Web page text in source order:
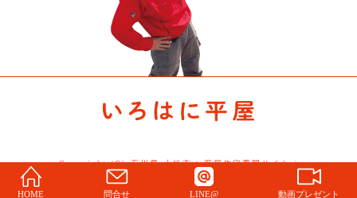
Copyright (C) 石川県 小松市 | 平屋住宅専門サイト |
Story All Rights Reserved.
HOME 問合せ LINE@ 動画プレゼント